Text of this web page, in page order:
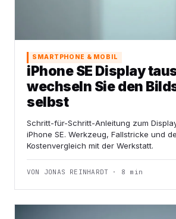
SMARTPHONE & MOBIL
iPhone SE Display
wechseln Sie den
selbst
Schritt-für-Schritt-Anleitung zum
iPhone SE. Werkzeug, Fallstricke und
Kostenvergleich mit der Werkstatt.
VON JONAS REINHARDT · 8 min